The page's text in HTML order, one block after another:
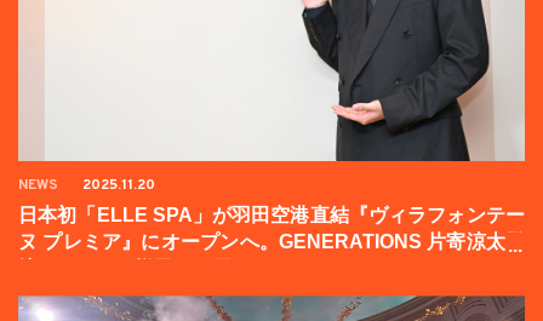
NEWS 2025.11.20
日本初「ELLE SPA」が羽田空港直結『ヴィラフォンテー
ヌ プレミア』にオープンへ。GENERATIONS 片寄涼太登